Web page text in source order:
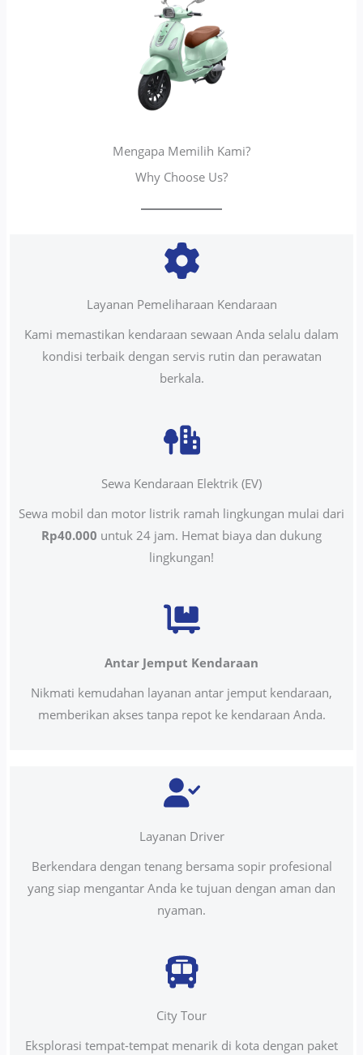
Mengapa Memilih Kami?
Why Choose Us?
Layanan Pemeliharaan Kendaraan
Kami memastikan kendaraan sewaan Anda selalu dalam
kondisi terbaik dengan servis rutin dan perawatan
berkala.
Sewa Kendaraan Elektrik (EV)
Sewa mobil dan motor listrik ramah lingkungan mulai dari
Rp40.000 untuk 24 jam. Hemat biaya dan dukung
lingkungan!
Antar Jemput Kendaraan
Nikmati kemudahan layanan antar jemput kendaraan,
memberikan akses tanpa repot ke kendaraan Anda.
Layanan Driver
Berkendara dengan tenang bersama sopir profesional
yang siap mengantar Anda ke tujuan dengan aman dan
nyaman.
City Tour
Eksplorasi tempat-tempat menarik di kota dengan paket